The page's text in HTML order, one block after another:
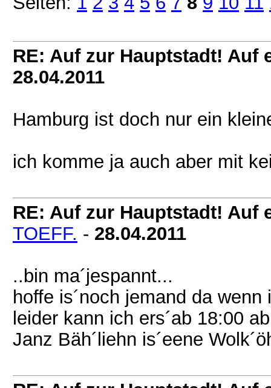
RE: Auf zur Hauptstadt! Auf
28.04.2011
Hamburg ist doch nur ein
ich komme ja auch aber mit
RE: Auf zur Hauptstadt! Auf
TOEFF. - 28.04.2011
..bin ma´jespannt...
hoffe is´noch jemand da wenn
leider kann ich ers´ab 18:00
Janz Bäh´liehn is´eene